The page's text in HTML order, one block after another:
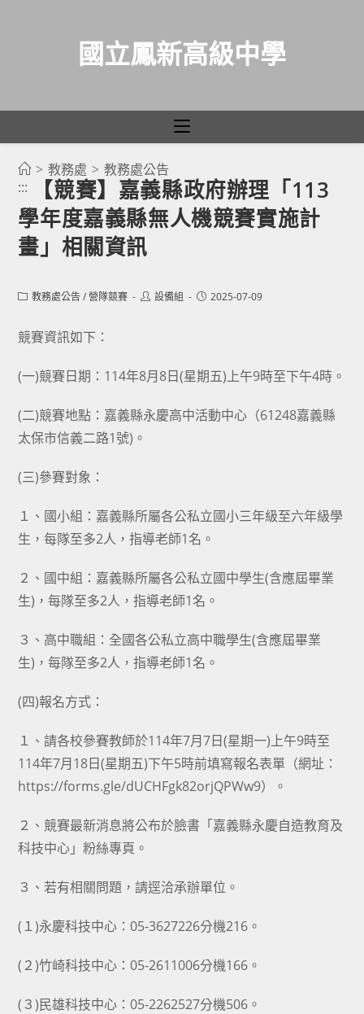
國立鳳新高級中學
> 教務處 > 教務處公告
:::
【競賽】嘉義縣政府辦理「113
學年度嘉義縣無人機競賽實施計
畫」相關資訊
Post教務處公告 / 營隊競賽
Post設備組
Post2025-07-09
競賽資訊如下：
(一)競賽日期：114年8月8日(星期五)上午9時至下午4時。
(二)競賽地點：嘉義縣永慶高中活動中心（61248嘉義縣
太保市信義二路1號)。
(三)參賽對象：
１、國小組：嘉義縣所屬各公私立國小三年級至六年級學
生，每隊至多2人，指導老師1名。
２、國中組：嘉義縣所屬各公私立國中學生(含應屆畢業
生)，每隊至多2人，指導老師1名。
３、高中職組：全國各公私立高中職學生(含應屆畢業
生)，每隊至多2人，指導老師1名。
(四)報名方式：
１、請各校參賽教師於114年7月7日(星期一)上午9時至
114年7月18日(星期五)下午5時前填寫報名表單（網址：
https://forms.gle/dUCHFgk82orjQPWw9）。
２、競賽最新消息將公布於臉書「嘉義縣永慶自造教育及
科技中心」粉絲專頁。
３、若有相關問題，請逕洽承辦單位。
(１)永慶科技中心：05-3627226分機216。
(２)竹崎科技中心：05-2611006分機166。
(３)民雄科技中心：05-2262527分機506。